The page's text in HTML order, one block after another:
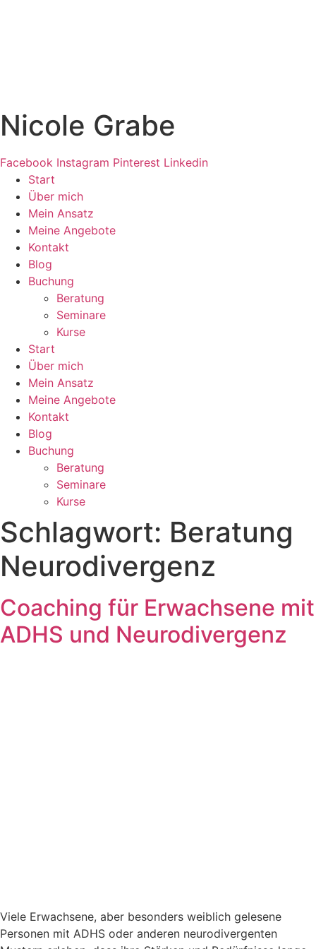
Nicole Grabe
Facebook Instagram Pinterest Linkedin
Start
Über mich
Mein Ansatz
Meine Angebote
Kontakt
Blog
Buchung
Beratung
Seminare
Kurse
Start
Über mich
Mein Ansatz
Meine Angebote
Kontakt
Blog
Buchung
Beratung
Seminare
Kurse
Schlagwort: Beratung
Neurodivergenz
Coaching für Erwachsene mit
ADHS und Neurodivergenz
Viele Erwachsene, aber besonders weiblich gelesene
Personen mit ADHS oder anderen neurodivergenten